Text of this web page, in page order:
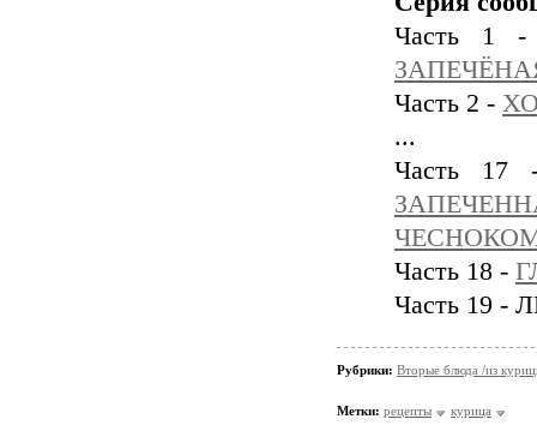
Часть 1
Часть 2 -
...
Часть
Часть 18 -
Часть 19
Рубрики: Вторые блюда /из
Метки: рецепты курица